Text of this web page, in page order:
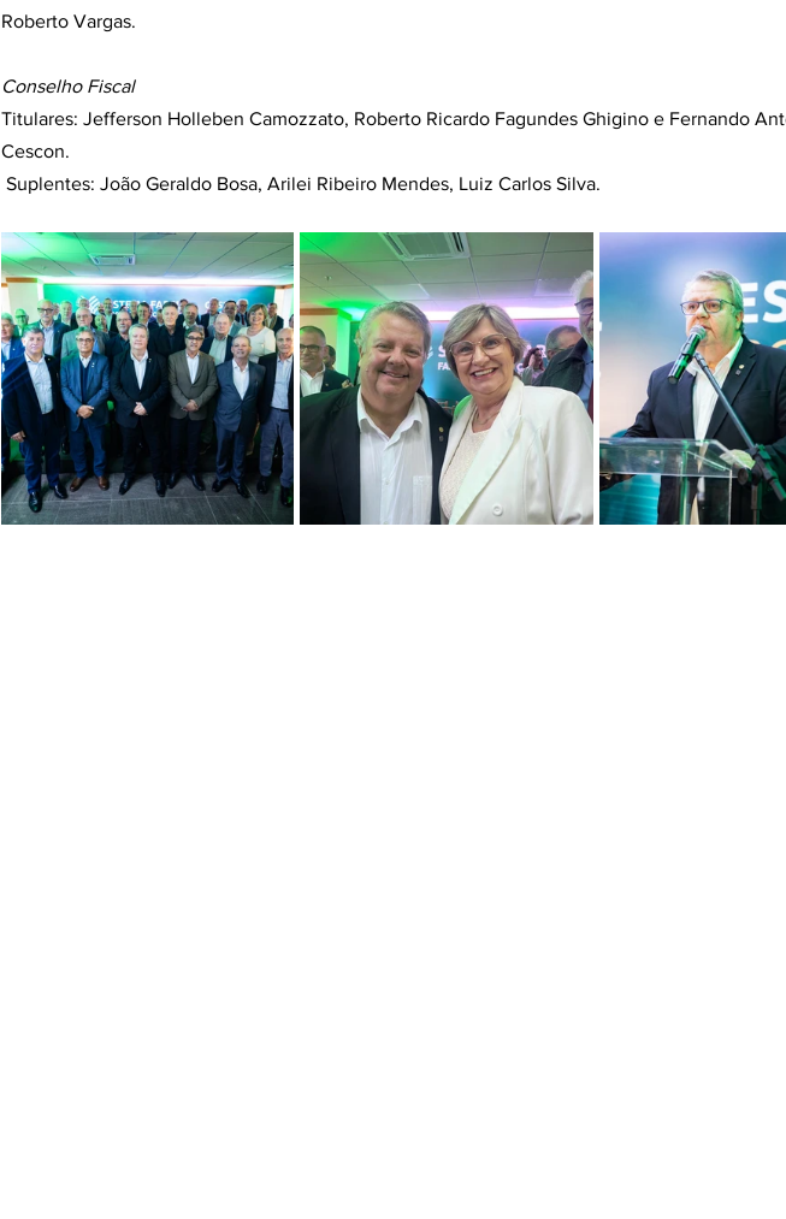
Roberto Vargas.
Conselho Fiscal
Titulares: Jefferson Holleben Camozzato, Roberto Ricardo Fagundes Ghigino e Fernando
Cescon.
Suplentes: João Geraldo Bosa, Arilei Ribeiro Mendes, Luiz Carlos Silva.